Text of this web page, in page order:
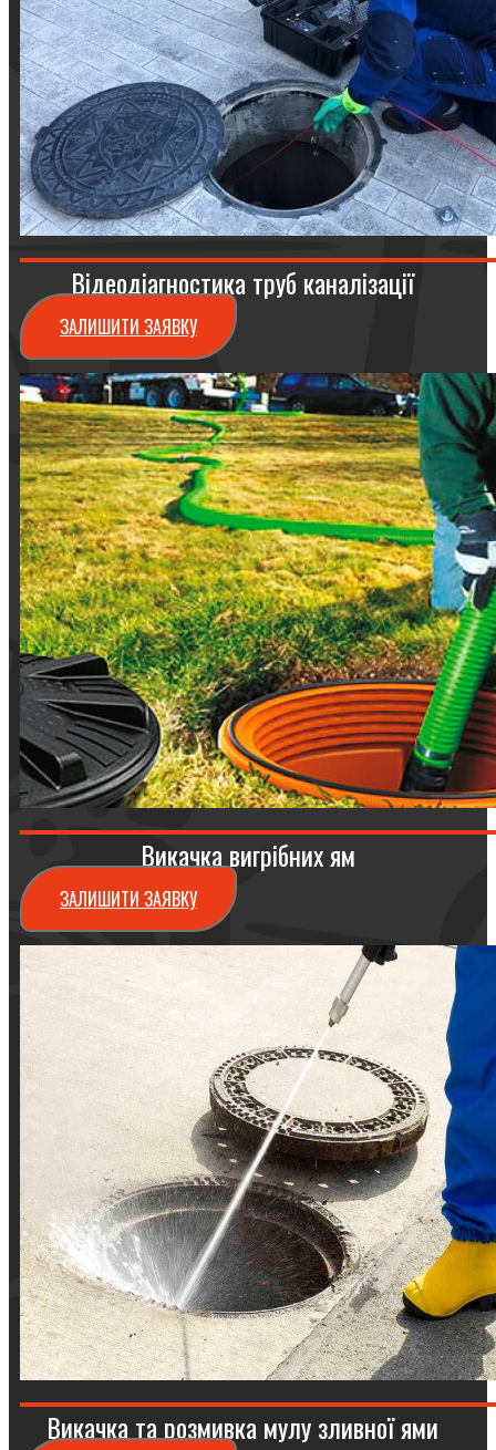
Відеодіагностика труб каналізації
ЗАЛИШИТИ ЗАЯВКУ
Викачка вигрібних ям
ЗАЛИШИТИ ЗАЯВКУ
Викачка та розмивка мулу зливної ями